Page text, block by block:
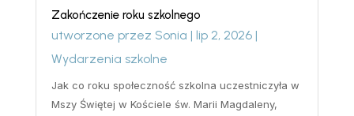
Zakończenie roku szkolnego
utworzone przez Sonia | lip 2, 2026|
Wydarzenia szkolne
Jak co roku społeczność szkolna uczestniczyła w
Mszy Świętej w Kościele św. Marii Magdaleny,